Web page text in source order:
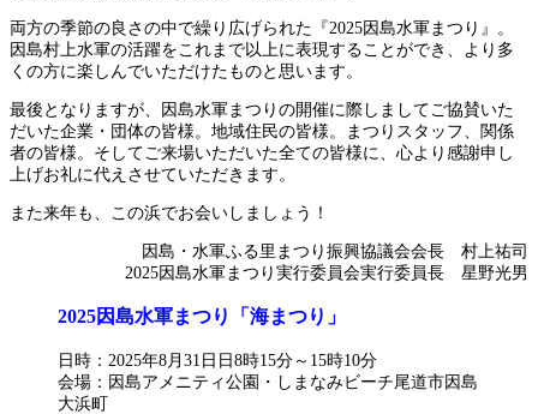
両方の季節の良さの中で繰り広げられた『2025因島水軍まつり』。
因島村上水軍の活躍をこれまで以上に表現することができ、より多
くの方に楽しんでいただけたものと思います。
最後となりますが、因島水軍まつりの開催に際しましてご協賛いた
だいた企業・団体の皆様。地域住民の皆様。まつりスタッフ、関係
者の皆様。そしてご来場いただいた全ての皆様に、心より感謝申し
上げお礼に代えさせていただきます。
また来年も、この浜でお会いしましょう！
因島・水軍ふる里まつり振興協議会会長 村上祐司
2025因島水軍まつり実行委員会実行委員長 星野光男
2025因島水軍まつり「海まつり」
日時：2025年8月31日日8時15分～15時10分
会場：因島アメニティ公園・しまなみビーチ尾道市因島
大浜町